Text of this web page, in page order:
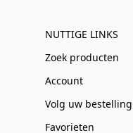
NUTTIGE LINKS
Zoek producten
Account
Volg uw bestelling
Favorieten